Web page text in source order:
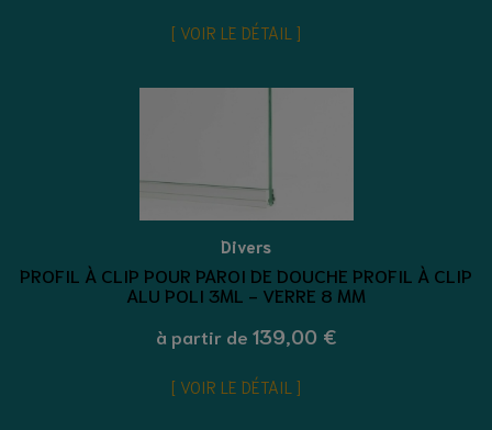
VOIR LE DÉTAIL
Divers
PROFIL À CLIP POUR PAROI DE DOUCHE PROFIL À CLIP
ALU POLI 3ML - VERRE 8 MM
à partir de 139,00 €
VOIR LE DÉTAIL